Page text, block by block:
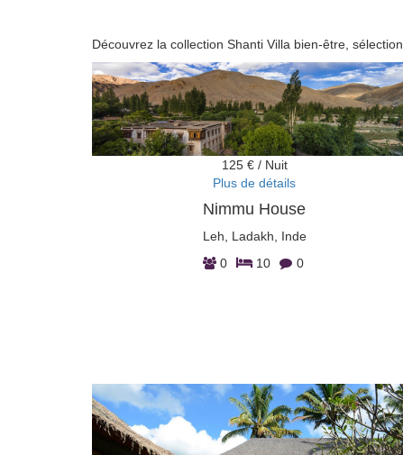
Découvrez la collection Shanti Villa bien-être,
125 € / Nuit
Plus de détails
Nimmu House
Leh, Ladakh, Inde
0
10 0